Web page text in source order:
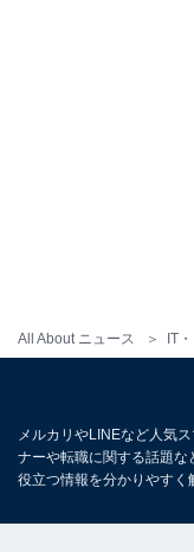
All About ニュース IT
メルカリやLINEなど人気
ナーや転職に関する話題
役立つ情報を分かりやすく